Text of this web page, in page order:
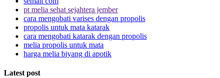
pt melia sehat sejahtera jember
cara mengobati varises dengan propolis
propolis untuk mata katarak
cara mengobati katarak dengan propolis
melia propolis untuk mata
harga melia biyang di apotik
Latest post